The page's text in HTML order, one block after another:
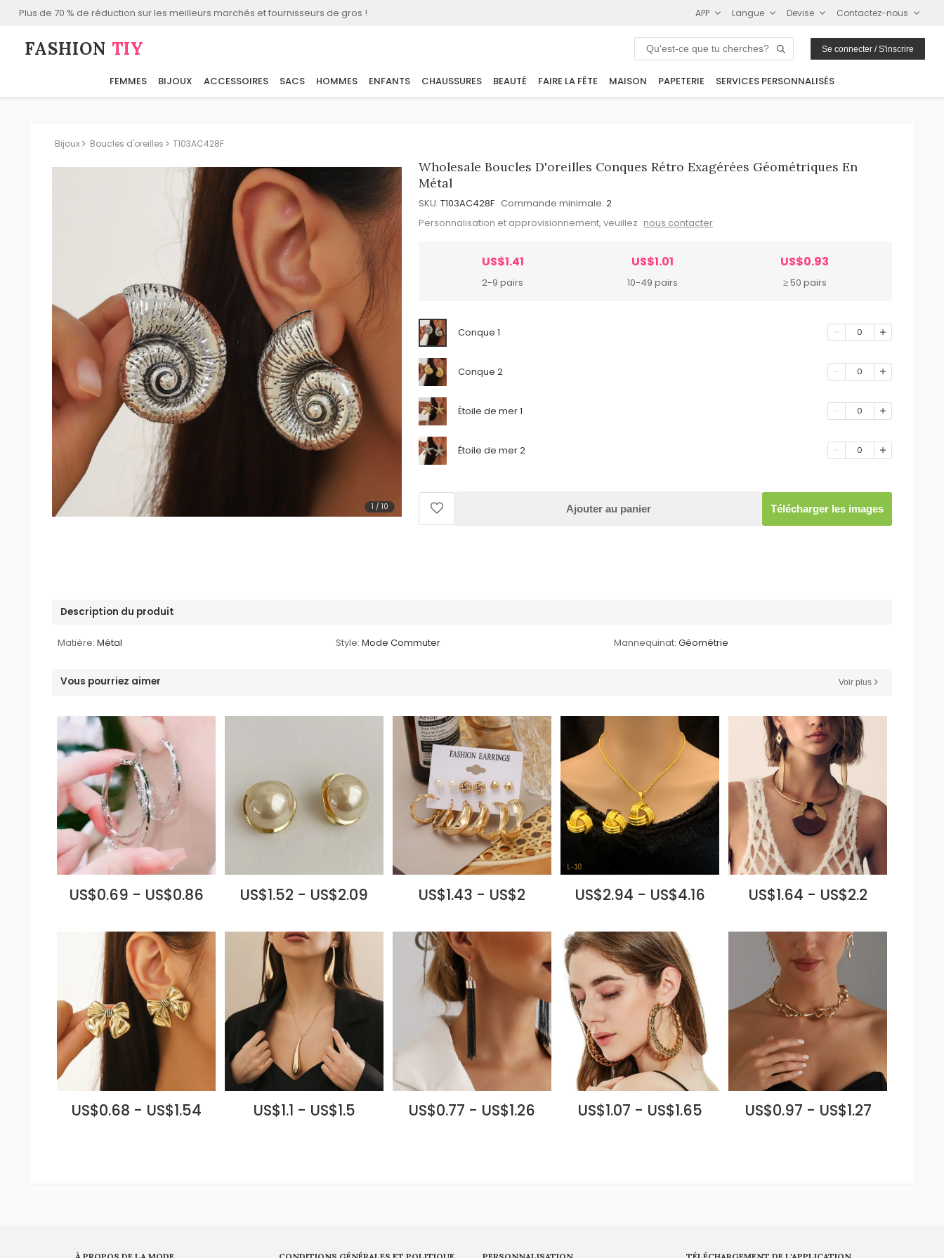
Plus de 70 % de réduction sur les meilleurs marchés et fournisseurs de gros ! APP Langue Devise Contactez-nous
FASHION⁠ TIY Se connecter / S'inscrire
FEMMES BIJOUX ACCESSOIRES SACS HOMMES ENFANTS CHAUSSURES BEAUTÉ FAIRE LA FÊTE MAISON PAPETERIE SERVICES PERSONNALISÉS
Bijoux Boucles d'oreilles T103AC428F
1 / 10
Wholesale Boucles D'oreilles Conques Rétro Exagérées Géométriques En
Métal
SKU: T103AC428F Commande minimale: 2
Personnalisation et approvisionnement, veuillez nous contacter
US$1.41
2-9 pairs
US$1.01
10-49 pairs
US$0.93
≥ 50 pairs
Conque 1 0
Conque 2 0
Étoile de mer 1 0
Étoile de mer 2 0
Ajouter au panier Télécharger les images
Description du produit
Matière: Métal Style: Mode Commuter Mannequinat: Géométrie
Vous pourriez aimer Voir plus
US$0.69 - US$0.86 US$1.52 - US$2.09 US$1.43 - US$2 US$2.94 - US$4.16 US$1.64 - US$2.2
US$0.68 - US$1.54 US$1.1 - US$1.5 US$0.77 - US$1.26 US$1.07 - US$1.65 US$0.97 - US$1.27